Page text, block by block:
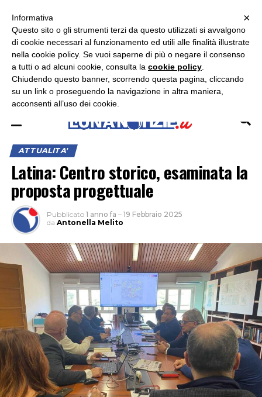
ASCOLTA RADIO LUNA
ATTUALITA'
Latina: Centro storico, esaminata la
proposta progettuale
Pubblicato 1 anno fa – 19 Febbraio 2025
da Antonella Melito
×
×
Informativa
Questo sito o gli strumenti terzi da questo utilizzati si avvalgono
di cookie necessari al funzionamento ed utili alle finalità illustrate
nella cookie policy. Se vuoi saperne di più o negare il consenso
a tutti o ad alcuni cookie, consulta la cookie policy
Chiudendo questo banner, scorrendo questa pagina, cliccando
su un link o proseguendo la navigazione in altra maniera,
acconsenti all’uso dei cookie.